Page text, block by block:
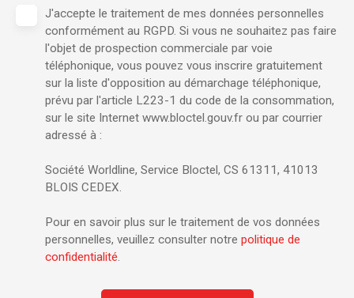
J'accepte le traitement de mes données personnelles
conformément au RGPD. Si vous ne souhaitez pas faire
l'objet de prospection commerciale par voie
téléphonique, vous pouvez vous inscrire gratuitement
sur la liste d'opposition au démarchage téléphonique,
prévu par l'article L223-1 du code de la consommation,
sur le site Internet www.bloctel.gouv.fr ou par courrier
adressé à :
Société Worldline, Service Bloctel, CS 61311, 41013
BLOIS CEDEX.
Pour en savoir plus sur le traitement de vos données
personnelles, veuillez consulter notre politique de
confidentialité.